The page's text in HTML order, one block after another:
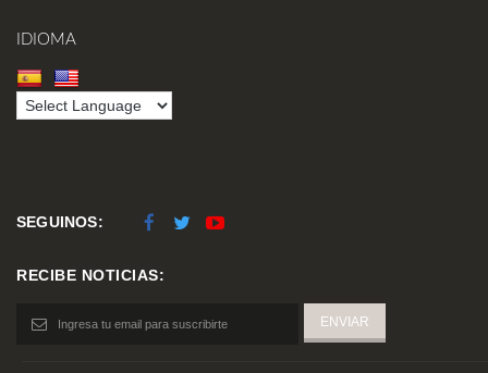
IDIOMA
SEGUINOS:
RECIBE NOTICIAS: